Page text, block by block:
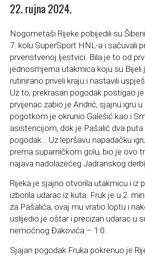
22. rujna 2024.
Nogometaši Rijeke pobijedili su
7. kolu SuperSport HNL-a i sačuvali
prvenstvenoj ljestvici. Bila je to od
jednosmjerna utakmica koju su Bijeli
rutinirano priveli kraju i nastavili
Uz to, prekrasan pogodak postigao
prvijenac zabio je Andrić, sjajnu igru
pogotkom je okrunio Galešić kao i
asistencijom, dok je Pašalić dva
pogodak… Uz lepršavu napadačku
prema suparničkom golu, bio je ovo
najava nadolazećeg Jadranskog
Rijeka je sjajno otvorila utakmicu i iz
izborila udarac iz kuta. Fruk je u 2.
za Pašalića, ovaj mu vratio loptu i
uslijedio je oštar i precizan udarac u
nemoćnog Đakovića – 1:0.
Sjajan pogodak Fruka pokrenuo je